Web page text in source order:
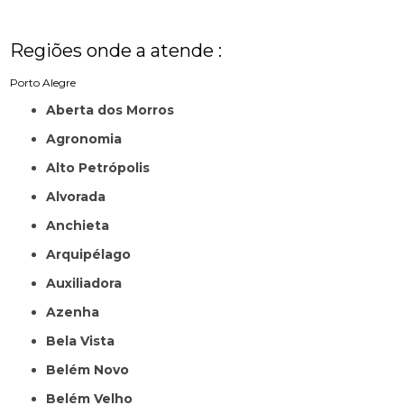
Regiões onde a atende :
Porto Alegre
Aberta dos Morros
Agronomia
Alto Petrópolis
Alvorada
Anchieta
Arquipélago
Auxiliadora
Azenha
Bela Vista
Belém Novo
Belém Velho